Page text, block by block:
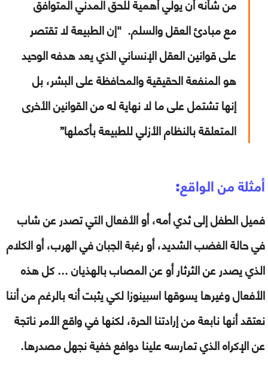
من شأنه أن يولي أهمية للحق المدني المتوافق
مع مبادئ العقل والسلم. "إن الطبيعة لا تقتصر
على قوانين العقل الإنساني الذي يعد هدفه الوحيد
هو المنفعة الحقيقية والمحافظة على البشر، بل
إنها تشتمل على ما لا نهاية له من القوانين الأخرى
المتعلقة بالنظام الأزلي للطبيعة بأكملها”
أمثلة من الواقع:
فميل الطفل إلى ثدي أمه، أو الأفعال التي تصدر عن شاب
في حالة الغضب الشديد، أو رغبة الجبان في الهرب، أو الكلام
الذي يصدر عن الثرثار أو عن المصاب بالهذيان … كل هذه
الأفعال وغيرها يسوقها اسبينوزا لكي يثبت أنه بالرغم من أننا
نعتقد أنها نابعة من إرادتنا الحرة، لكنها في واقع الأمر ناتجة
عن الإكراه الذي تمارسه علينا دوافع خفية نجهل مصدرها.